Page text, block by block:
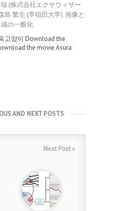
(株式会社エクサウィザー
島 繁生 (早稲田大学). 画像と
の一般化
고양이 Download the
the movie Asura
AND NEXT POSTS
Next Post »